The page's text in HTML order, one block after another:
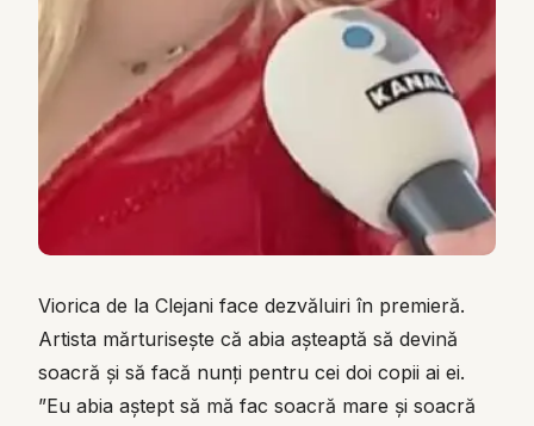
Viorica de la Clejani face dezvăluiri în premieră.
Artista mărturisește că abia așteaptă să devină
soacră și să facă nunți pentru cei doi copii ai ei.
”Eu abia aștept să mă fac soacră mare și soacră